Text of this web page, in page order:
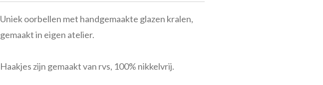
Uniek oorbellen met handgemaakte glazen kralen,
gemaakt in eigen atelier.
Haakjes zijn gemaakt van rvs, 100% nikkelvrij.